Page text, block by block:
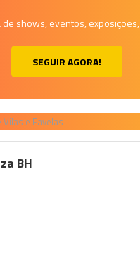
shows, eventos,
SEGUIR AGORA!
e Favelas
BH